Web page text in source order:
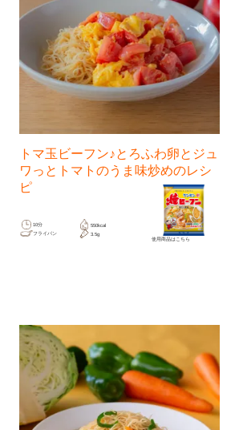
トマ玉ビーフン♪とろふわ卵とジュ
ワっとトマトのうま味炒めのレシ
ピ
10分
550kcal
フライパン
3.5g
使用商品は こちら